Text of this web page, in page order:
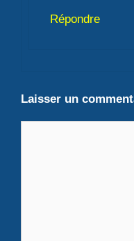
Répondre
Laisser un